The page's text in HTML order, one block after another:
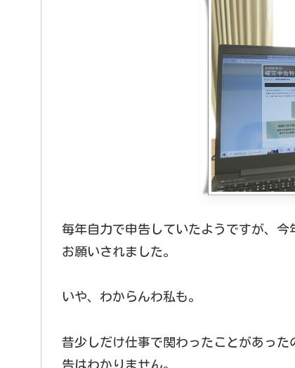
毎年自力で申告していたようですが、
お願いされました。
いや、わからんわ私も。
昔少しだけ仕事で関わったことがあっ
告はわかりません。